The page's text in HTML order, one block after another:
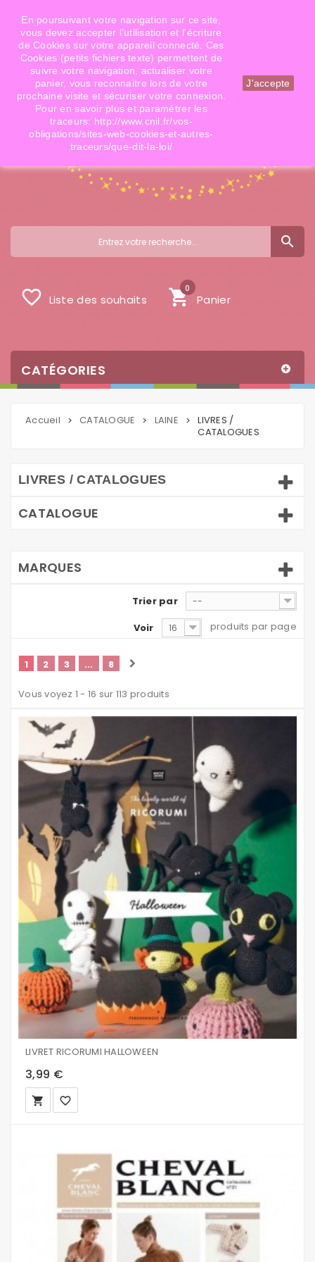
Téléphone: 06 09 14 02 79 Email: info@doigtsdefees.com
Mon compte
search
shopping_cart Panier
0
favorite_border Liste des souhaits
CATÉGORIES
Accueil > CATALOGUE > LAINE > LIVRES /
CATALOGUES
LIVRES / CATALOGUES
CATALOGUE
MARQUES
Trier par --
Voir 16 produits par page
1 2 3 ... 8
Vous voyez 1 - 16 sur 113 produits
LIVRET RICORUMI HALLOWEEN
3,99 €
local_grocery_store favorite_border
En poursuivant votre navigation sur ce site,
vous devez accepter l’utilisation et l'écriture
de Cookies sur votre appareil connecté. Ces
Cookies (petits fichiers texte) permettent de
suivre votre navigation, actualiser votre
panier, vous reconnaitre lors de votre
prochaine visite et sécuriser votre connexion.
Pour en savoir plus et paramétrer les
traceurs: http://www.cnil.fr/vos-
obligations/sites-web-cookies-et-autres-
traceurs/que-dit-la-loi/
J'accepte